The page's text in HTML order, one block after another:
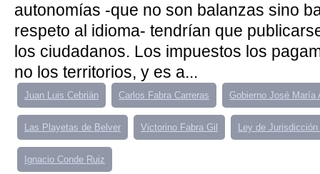
autonomías -que no son balanzas sino
respeto al idioma- tendrían que
los ciudadanos. Los impuestos los
no los territorios, y es a...
Juan Luis Cebrián Carlos Fabra Carreras Gobierno José María
Las Playetas de Belver Victorino Fabra Gil Ley de
Ignacio Conde Ruiz